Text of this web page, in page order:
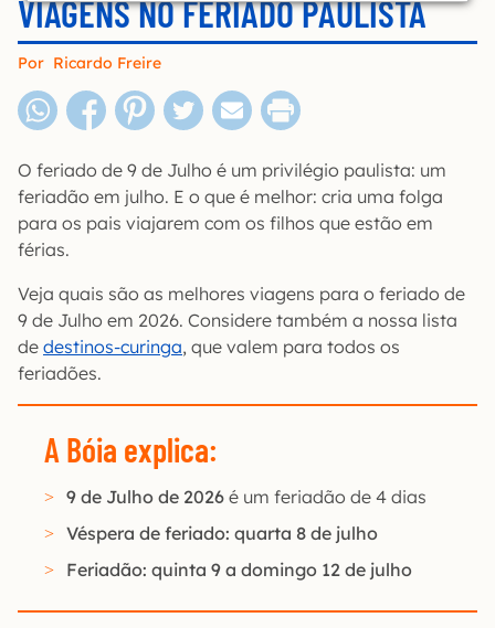
VIAGENS NO FERIADO PAULISTA
Por Ricardo Freire
O feriado de 9 de Julho é um privilégio paulista: um
feriadão em julho. E o que é melhor: cria uma folga
para os pais viajarem com os filhos que estão em
férias.
Veja quais são as melhores viagens para o feriado de
9 de Julho em 2026. Considere também a nossa lista
de destinos-curinga, que valem para todos os
feriadões.
A Bóia explica:
9 de Julho de 2026 é um feriadão de 4 dias
Véspera de feriado: quarta 8 de julho
Feriadão: quinta 9 a domingo 12 de julho